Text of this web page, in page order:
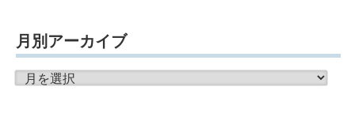
月別アーカイブ
月
別